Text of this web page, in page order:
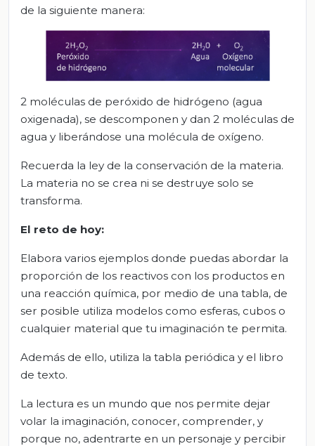
de la siguiente manera:
2 moléculas de peróxido de hidrógeno (agua
oxigenada), se descomponen y dan 2 moléculas de
agua y liberándose una molécula de oxígeno.
Recuerda la ley de la conservación de la materia.
La materia no se crea ni se destruye solo se
transforma.
El reto de hoy:
Elabora varios ejemplos donde puedas abordar la
proporción de los reactivos con los productos en
una reacción química, por medio de una tabla, de
ser posible utiliza modelos como esferas, cubos o
cualquier material que tu imaginación te permita.
Además de ello, utiliza la tabla periódica y el libro
de texto.
La lectura es un mundo que nos permite dejar
volar la imaginación, conocer, comprender, y
porque no, adentrarte en un personaje y percibir